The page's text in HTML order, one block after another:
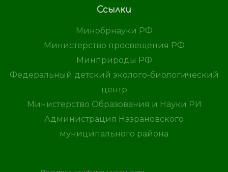
Ссылки
Минобрнауки РФ
Министерство просвещения РФ
Минприроды РФ
Федеральный детский эколого-биологический
центр
Министерство Образования и Науки РИ
Администрация Назрановского
муниципального района